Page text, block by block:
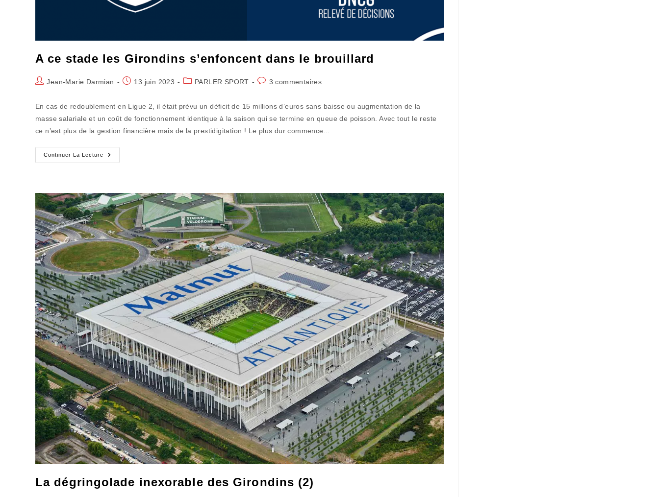
A ce stade les Girondins s’enfoncent dans le brouillard
Auteur/autrice
publication :
Jean-Marie Darmian
Publication
13 juin 2023
PostPARLER SPORT
Commentaires
publication :
3 commentaires
En cas de redoublement en Ligue 2, il était prévu un déficit de 15 millions d’euros sans baisse ou augmentation de la
masse salariale et un coût de fonctionnement identique à la saison qui se termine en queue de poisson. Avec tout le reste
ce n’est plus de la gestion financière mais de la prestidigitation ! Le plus dur commence...
Continuer La Lecture
Ce
Dans
Le
Brouillard
La dégringolade inexorable des Girondins (2)